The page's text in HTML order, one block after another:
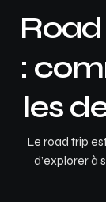
:
les
Le road trip
d’explorer à